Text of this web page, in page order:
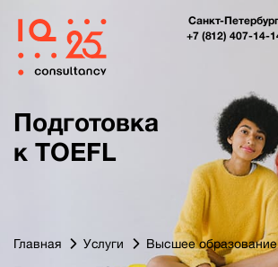
Санкт-Петербург
+7 (812) 407-14-
Подготовка
к TOEFL
Главная Услуги
Высшее образование